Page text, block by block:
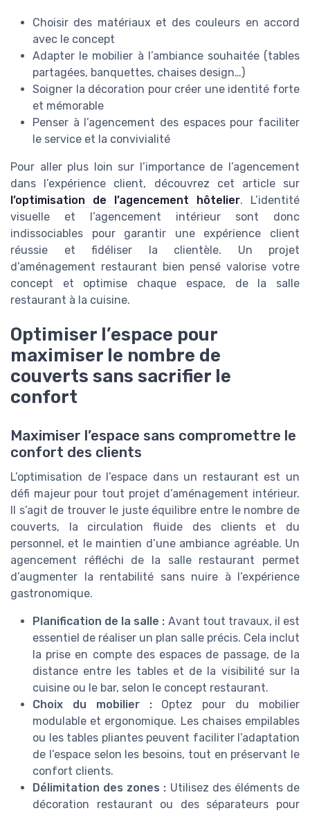
Choisir des matériaux et des couleurs en accord
avec le concept
Adapter le mobilier à l’ambiance souhaitée (tables
partagées, banquettes, chaises design…)
Soigner la décoration pour créer une identité forte
et mémorable
Penser à l’agencement des espaces pour faciliter
le service et la convivialité
Pour aller plus loin sur l’importance de l’agencement
dans l’expérience client, découvrez cet article sur
l’optimisation de l’agencement hôtelier. L’identité
visuelle et l’agencement intérieur sont donc
indissociables pour garantir une expérience client
réussie et fidéliser la clientèle. Un projet
d’aménagement restaurant bien pensé valorise votre
concept et optimise chaque espace, de la salle
restaurant à la cuisine.
Optimiser l’espace pour
maximiser le nombre de
couverts sans sacrifier le
confort
Maximiser l’espace sans compromettre le
confort des clients
L’optimisation de l’espace dans un restaurant est un
défi majeur pour tout projet d’aménagement intérieur.
Il s’agit de trouver le juste équilibre entre le nombre de
couverts, la circulation fluide des clients et du
personnel, et le maintien d’une ambiance agréable. Un
agencement réfléchi de la salle restaurant permet
d’augmenter la rentabilité sans nuire à l’expérience
gastronomique.
Planification de la salle : Avant tout travaux, il est
essentiel de réaliser un plan salle précis. Cela inclut
la prise en compte des espaces de passage, de la
distance entre les tables et de la visibilité sur la
cuisine ou le bar, selon le concept restaurant.
Choix du mobilier :Optez pour du mobilier
modulable et ergonomique. Les chaises empilables
ou les tables pliantes peuvent faciliter l’adaptation
de l’espace selon les besoins, tout en préservant le
confort clients.
Délimitation des zones : Utilisez des éléments de
décoration restaurant ou des séparateurs pour